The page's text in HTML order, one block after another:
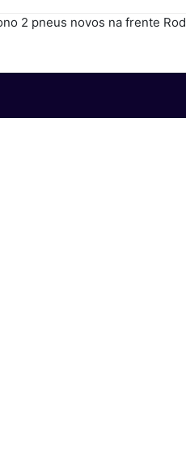
2 pneus novos na frente